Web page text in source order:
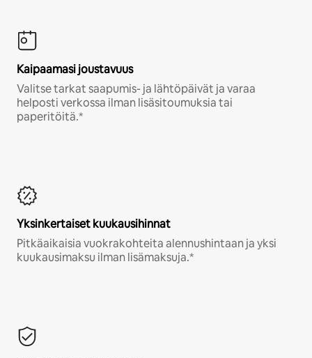
Kaipaamasi joustavuus
Valitse tarkat saapumis- ja lähtöpäivät ja varaa
helposti verkossa ilman lisäsitoumuksia tai
paperitöitä.*
Yksinkertaiset kuukausihinnat
Pitkäaikaisia vuokrakohteita alennushintaan ja yksi
kuukausimaksu ilman lisämaksuja.*